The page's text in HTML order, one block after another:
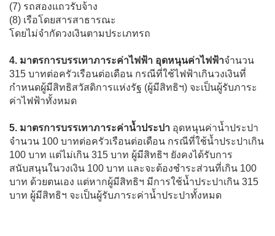
(7) รถสองแถวรับจ้าง
(8) เรือโดยสารสาธารณะ
โดยไม่จำกัดวงเงินตามประเภทรถ
4. มาตรการบรรเทาภาระค่าไฟฟ้า อุดหนุนค่าไฟฟ้าจำนวน
315 บาทต่อครัวเรือนต่อเดือน กรณีที่ใช้ไฟฟ้าเกินวงเงินที่
กำหนดผู้มีสิทธิสวัสดิการแห่งรัฐ (ผู้มีสิทธิฯ) จะเป็นผู้รับภาระ
ค่าไฟฟ้าทั้งหมด
5. มาตรการบรรเทาภาระค่าน้ำประปา อุดหนุนค่าน้ำประปา
จำนวน 100 บาทต่อครัวเรือนต่อเดือน กรณีที่ใช้น้ำประปาเกิน
100 บาท แต่ไม่เกิน 315 บาท ผู้มีสิทธิฯ ยังคงได้รับการ
สนับสนุนในวงเงิน 100 บาท และจะต้องชำระส่วนที่เกิน 100
บาท ด้วยตนเอง แต่หากผู้มีสิทธิฯ มีการใช้น้ำประปาเกิน 315
บาท ผู้มีสิทธิฯ จะเป็นผู้รับภาระค่าน้ำประปาทั้งหมด